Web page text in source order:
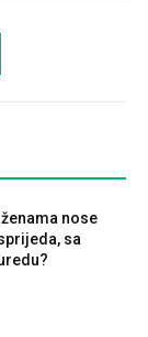
nose
sa